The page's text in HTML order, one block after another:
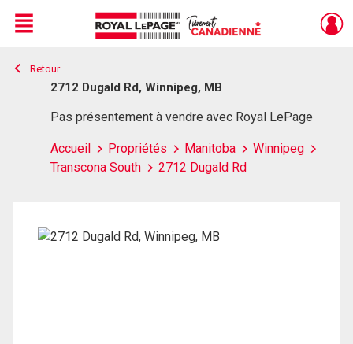
Live
En Direct
Menu
Retour
2712 Dugald Rd, Winnipeg, MB
Pas présentement à vendre avec Royal LePage
Accueil Propriétés Manitoba
Winnipeg
Transcona South
2712 Dugald Rd